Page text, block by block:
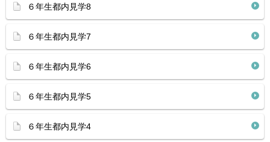
６年生都内見学8
６年生都内見学7
６年生都内見学6
６年生都内見学5
６年生都内見学4